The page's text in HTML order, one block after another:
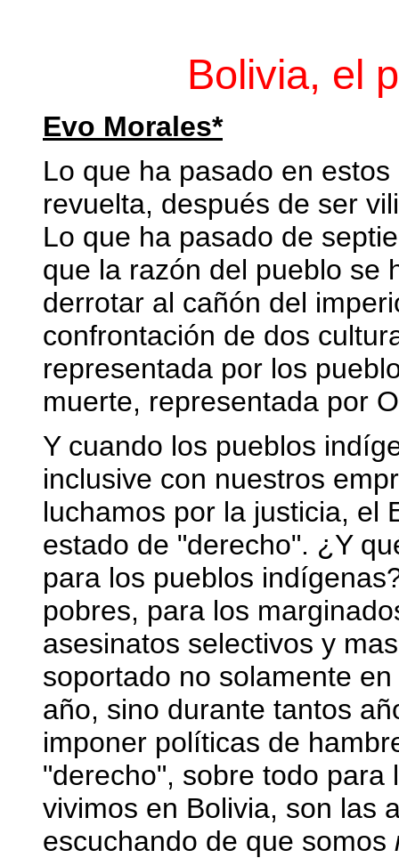
Bolivia, el
Evo Morales*
Lo que ha pasado en
revuelta, después de ser
Lo que ha pasado de
que la razón del pueblo se
derrotar al cañón del
confrontación de dos
representada por los
muerte, representada por
Y cuando los pueblos
inclusive con nuestros
luchamos por la justicia, el
estado de "derecho". ¿Y
para los pueblos
pobres, para los
asesinatos selectivos y
soportado no solamente
año, sino durante tantos
imponer políticas de
"derecho", sobre todo
vivimos en Bolivia, son las
escuchando de que somos